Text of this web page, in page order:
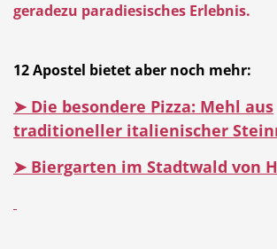
geradezu paradiesisches Erlebnis.
12 Apostel bietet aber noch mehr:
➤ Die besondere Pizza: Mehl aus
traditioneller italienischer
➤ Biergarten im Stadtwald von